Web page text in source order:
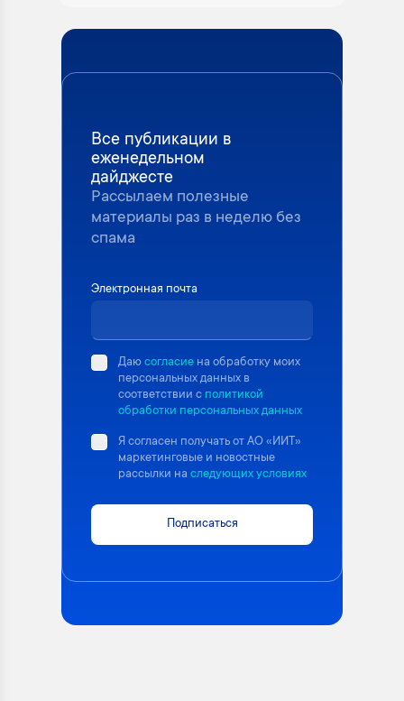
Все публикации в
еженедельном
дайджесте
Рассылаем полезные
материалы раз в неделю без
спама
Электронная почта
Даюсогласие на обработку моих
персональных данных в
соответствии с политикой
обработки персональных данных
Я согласен получать от АО «ИИТ»
маркетинговые и новостные
рассылки на следующих условиях
Подписаться